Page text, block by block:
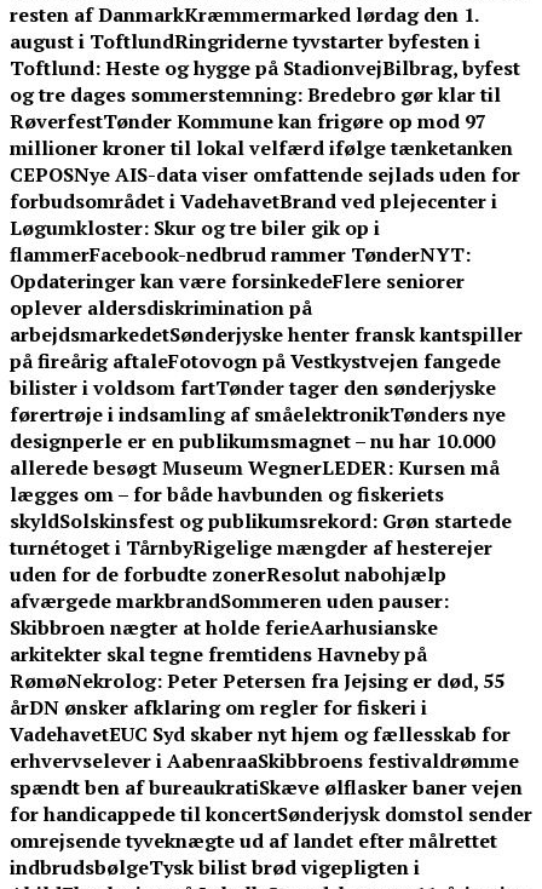
resten af DanmarkKræmmermarked lørdag den 1.
august i ToftlundRingriderne tyvstarter byfesten i
Toftlund: Heste og hygge på StadionvejBilbrag, byfest
og tre dages sommerstemning: Bredebro gør klar til
RøverfestTønder Kommune kan frigøre op mod 97
millioner kroner til lokal velfærd ifølge tænketanken
CEPOSNye AIS-data viser omfattende sejlads uden for
forbudsområdet i VadehavetBrand ved plejecenter i
Løgumkloster: Skur og tre biler gik op i
flammerFacebook-nedbrud rammer TønderNYT:
Opdateringer kan være forsinkedeFlere seniorer
oplever aldersdiskrimination på
arbejdsmarkedetSønderjyske henter fransk kantspiller
på fireårig aftaleFotovogn på Vestkystvejen fangede
bilister i voldsom fartTønder tager den sønderjyske
førertrøje i indsamling af småelektronikTønders nye
designperle er en publikumsmagnet – nu har 10.000
allerede besøgt Museum WegnerLEDER: Kursen må
lægges om – for både havbunden og fiskeriets
skyldSolskinsfest og publikumsrekord: Grøn startede
turnétoget i TårnbyRigelige mængder af hesterejer
uden for de forbudte zonerResolut nabohjælp
afværgede markbrandSommeren uden pauser:
Skibbroen nægter at holde ferieAarhusianske
arkitekter skal tegne fremtidens Havneby på
RømøNekrolog: Peter Petersen fra Jejsing er død, 55
årDN ønsker afklaring om regler for fiskeri i
VadehavetEUC Syd skaber nyt hjem og fællesskab for
erhvervselever i AabenraaSkibbroens festivaldrømme
spændt ben af bureaukratiSkæve ølflasker baner vejen
for handicappede til koncertSønderjysk domstol sender
omrejsende tyveknægte ud af landet efter målrettet
indbrudsbølgeTysk bilist brød vigepligten i